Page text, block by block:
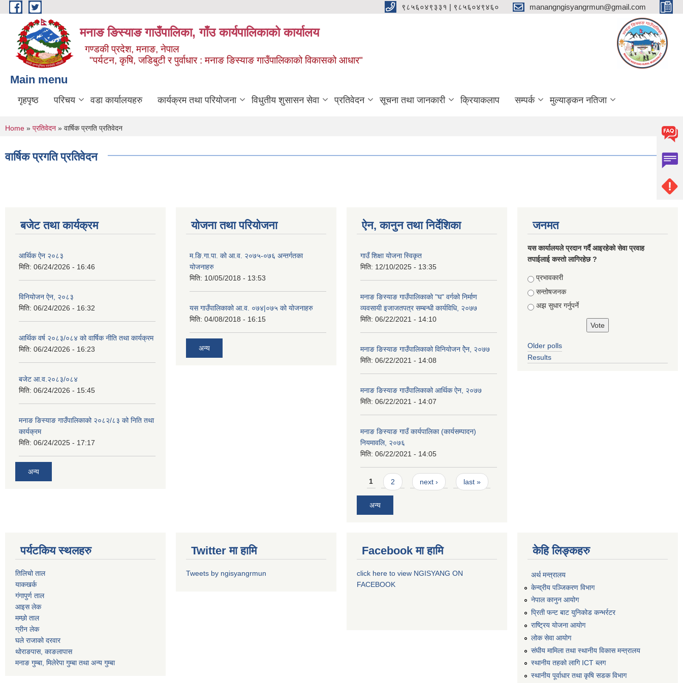
Skip to main content ९८५६०४९३३१ | ९८५६०४९४६० manangngisyangrmun@gmail.com
मनाङ ङिस्याङ गाउँपालिका, गाँउ कार्यपालिकाको कार्यालय
गण्डकी प्रदेश, मनाङ, नेपाल
"पर्यटन, कृषि, जडिबुटी र पुर्वाधार : मनाङ ङिस्याङ गाउँपालिकाको विकासको आधार"
Main menu
गृहपृष्ठ परिचय वडा कार्यालयहरु कार्यक्रम तथा परियोजना विधुतीय शुसासन सेवा प्रतिवेदन सूचना तथा जानकारी क्रियाकलाप सम्पर्क मुल्याङ्कन नतिजा
You are here
Home » प्रतिवेदन » वार्षिक प्रगति प्रतिवेदन
वार्षिक प्रगति प्रतिवेदन
बजेट तथा कार्यक्रम
आर्थिक ऐन २०८३
मिति: 06/24/2026 - 16:46
विनियोजन ऐन, २०८३
मिति: 06/24/2026 - 16:32
आर्थिक वर्ष २०८३/०८४ को वार्षिक नीति तथा कार्यक्रम
मिति: 06/24/2026 - 16:23
बजेट आ.व.२०८३/०८४
मिति: 06/24/2026 - 15:45
मनाङ ङिस्याङ गाउँपालिकाको २०८२/८३ को निति तथा
कार्यक्रम
मिति: 06/24/2025 - 17:17
अन्य
योजना तथा परियोजना
म.ङि.गा.पा. को आ.व. २०७५-०७६ अन्तर्गतका
योजनाहरु
मिति: 10/05/2018 - 13:53
यस गाउँपालिकाको आ.व. ०७४|०७५ को योजनाहरु
मिति: 04/08/2018 - 16:15
अन्य
ऐन, कानुन तथा निर्देशिका
गाउँ शिक्षा योजना स्विकृत
मिति: 12/10/2025 - 13:35
मनाङ ङिस्याङ गाउँपालिकाको "घ" वर्गको निर्माण
व्यवसायी इजाजतपत्र सम्बन्धी कार्यविधि, २०७७
मिति: 06/22/2021 - 14:10
मनाङ ङिस्याङ गाउँपालिकाको विनियोजन ऐेन, २०७७
मिति: 06/22/2021 - 14:08
मनाङ ङिस्याङ गाउँपालिकाको आर्थिक ऐन, २०७७
मिति: 06/22/2021 - 14:07
मनाङ ङिस्याङ गाउँ कार्यपालिका (कार्यसम्पादन)
नियमावलि, २०७६
मिति: 06/22/2021 - 14:05
Pages
1 2 next › last »
अन्य
जनमत
यस कार्यालयले प्रदान गर्दै आइरहेको सेवा प्रवाह
तपाईलाई कस्तो लागिरहेछ ?
Choices
प्रभावकारी
सन्तोषजनक
अझ सुधार गर्नुपर्ने
Older polls
Results
पर्यटकिय स्थलहरु
तिलिचो ताल
याकखर्क
गंगापुर्ण ताल
आइस लेक
मम्छो ताल
ग्रीन लेक
घले राजाको दरवार
थोराङपास, काङलापास
मनाङ गुम्बा, मिलेरेपा गुम्बा तथा अन्य गुम्बा
Twitter मा हामि
Tweets by ngisyangrmun
Facebook मा हामि
click here to view NGISYANG ON
FACEBOOK
केहि लिङ्कहरु
अर्थ मन्त्रालय
केन्द्रीय पञ्जिकरण विभाग
नेपाल कानुन आयोग
प्रिती फन्ट बाट युनिकोड कन्भर्रटर
राष्ट्रिय योजना आयोग
लोक सेवा आयोग
संघीय मामिला तथा स्थानीय विकास मन्त्रालय
स्थानीय तहको लागि ICT ब्लग
स्थानीय पूर्वाधार तथा कृषि सडक विभाग